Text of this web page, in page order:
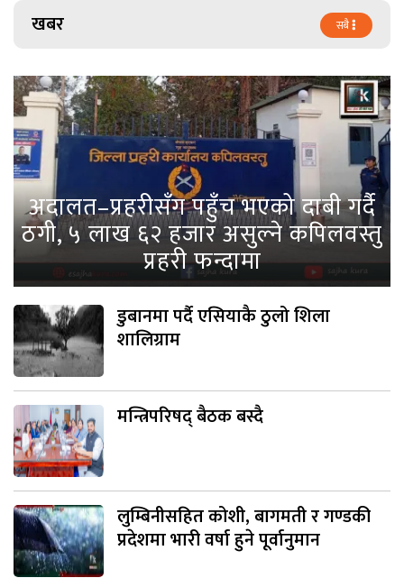
खबर सबै
अदालत–प्रहरीसँग पहुँच भएको दाबी गर्दै
ठगी, ५ लाख ६२ हजार असुल्ने कपिलवस्तु
प्रहरी फन्दामा
डुबानमा पर्दै एसियाकै ठुलो शिला
शालिग्राम
मन्त्रिपरिषद् बैठक बस्दै
लुम्बिनीसहित कोशी, बागमती र गण्डकी
प्रदेशमा भारी वर्षा हुने पूर्वानुमान